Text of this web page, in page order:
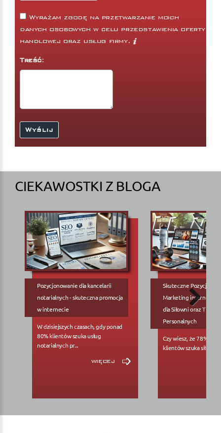
Wyrażam zgodę na przetwarzanie moich
danych osobowych w celu przedstawienia oferty
handlowej oraz usług firmy.
Treść:
CIEKAWOSTKI Z BLOGA
Pozycjonowanie dla kancelarii
notarialnych - skuteczna promocja
w internecie
W dzisiejszych czasach, gdy ponad
80% klientów szuka usług
notarialnych pr...
więcej
Skuteczne
Marketing internetowy
dla Siłowni oraz
Personalnych
Czy wiesz, że 78%
klientów szuka siłowni...